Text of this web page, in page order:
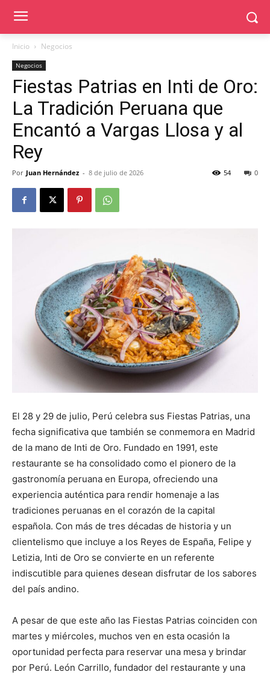
Inicio Negocios
Negocios
Fiestas Patrias en Inti de Oro:
La Tradición Peruana que
Encantó a Vargas Llosa y al
Rey
Por Juan Hernández - 8 de julio de 2026 0
54
El 28 y 29 de julio, Perú celebra sus Fiestas Patrias, una
fecha significativa que también se conmemora en Madrid
de la mano de Inti de Oro. Fundado en 1991, este
restaurante se ha consolidado como el pionero de la
gastronomía peruana en Europa, ofreciendo una
experiencia auténtica para rendir homenaje a las
tradiciones peruanas en el corazón de la capital
española. Con más de tres décadas de historia y un
clientelismo que incluye a los Reyes de España, Felipe y
Letizia, Inti de Oro se convierte en un referente
indiscutible para quienes desean disfrutar de los sabores
del país andino.
A pesar de que este año las Fiestas Patrias coinciden con
martes y miércoles, muchos ven en esta ocasión la
oportunidad perfecta para reservar una mesa y brindar
por Perú. León Carrillo, fundador del restaurante y una